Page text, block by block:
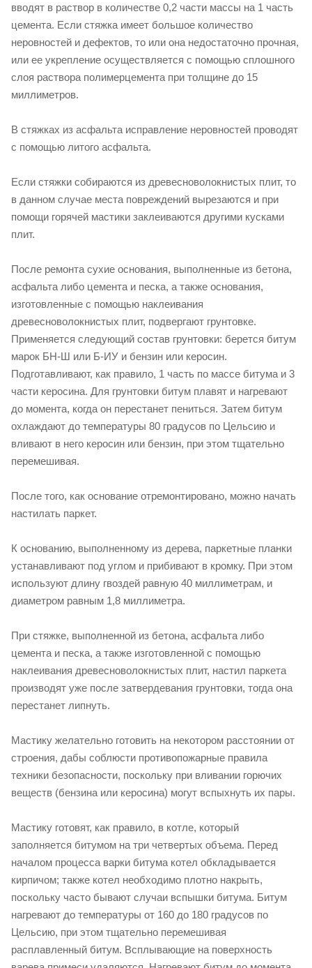
вводят в раствор в количестве 0,2 части массы на 1 часть
цемента. Если стяжка имеет большое количество
неровностей и дефектов, то или она недостаточно прочная,
или ее укрепление осуществляется с помощью сплошного
слоя раствора полимерцемента при толщине до 15
миллиметров.
В стяжках из асфальта исправление неровностей проводят
с помощью литого асфальта.
Если стяжки собираются из древесноволокнистых плит, то
в данном случае места повреждений вырезаются и при
помощи горячей мастики заклеиваются другими кусками
плит.
После ремонта сухие основания, выполненные из бетона,
асфальта либо цемента и песка, а также основания,
изготовленные с помощью наклеивания
древесноволокнистых плит, подвергают грунтовке.
Применяется следующий состав грунтовки: берется битум
марок БН-Ш или Б-ИУ и бензин или керосин.
Подготавливают, как правило, 1 часть по массе битума и 3
части керосина. Для грунтовки битум плавят и нагревают
до момента, когда он перестанет пениться. Затем битум
охлаждают до температуры 80 градусов по Цельсию и
вливают в него керосин или бензин, при этом тщательно
перемешивая.
После того, как основание отремонтировано, можно начать
настилать паркет.
К основанию, выполненному из дерева, паркетные планки
устанавливают под углом и прибивают в кромку. При этом
используют длину гвоздей равную 40 миллиметрам, и
диаметром равным 1,8 миллиметра.
При стяжке, выполненной из бетона, асфальта либо
цемента и песка, а также изготовленной с помощью
наклеивания древесноволокнистых плит, настил паркета
производят уже после затвердевания грунтовки, тогда она
перестанет липнуть.
Мастику желательно готовить на некотором расстоянии от
строения, дабы соблюсти противопожарные правила
техники безопасности, поскольку при вливании горючих
веществ (бензина или керосина) могут вспыхнуть их пары.
Мастику готовят, как правило, в котле, который
заполняется битумом на три четвертых объема. Перед
началом процесса варки битума котел обкладывается
кирпичом; также котел необходимо плотно накрыть,
поскольку часто бывают случаи вспышки битума. Битум
нагревают до температуры от 160 до 180 градусов по
Цельсию, при этом тщательно перемешивая
расплавленный битум. Всплывающие на поверхность